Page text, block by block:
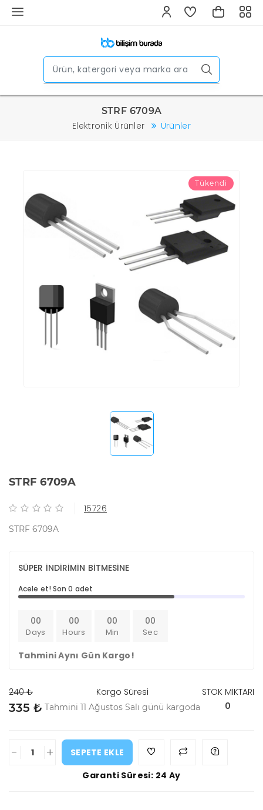
STRF 6709A
Elektronik Ürünler Ürünler
Tükendi
STRF 6709A
15726
STRF 6709A
SÜPER İNDİRİMİN BİTMESİNE
Acele et! Son 0 adet
00
Days
00
Hours
00
Min
00
Sec
Tahmini Aynı Gün Kargo!
240 ₺
335 ₺
Kargo Süresi
Tahmini 11 Ağustos Salı günü kargoda
STOK MİKTARI
0
- +
SEPETE EKLE
Garanti Süresi: 24 Ay